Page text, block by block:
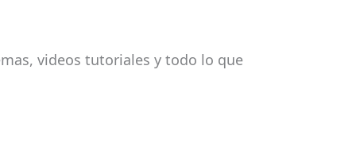
videos tutoriales y todo lo que